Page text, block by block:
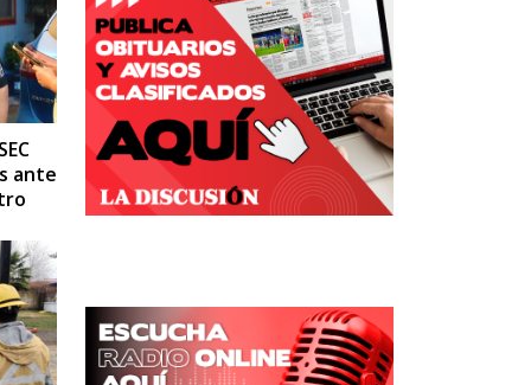
ante